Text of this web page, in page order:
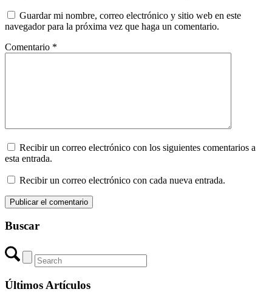
Guardar mi nombre, correo electrónico y sitio web en este
navegador para la próxima vez que haga un comentario.
Comentario *
Recibir un correo electrónico con los siguientes comentarios a
esta entrada.
Recibir un correo electrónico con cada nueva entrada.
Buscar
Últimos Artículos